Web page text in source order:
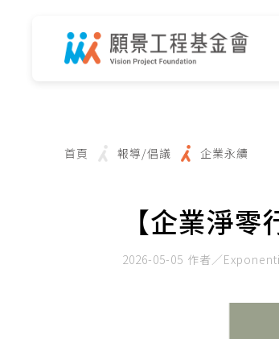
首頁 報導/倡議 企業永續
【企業淨
2026-05-05 作者／